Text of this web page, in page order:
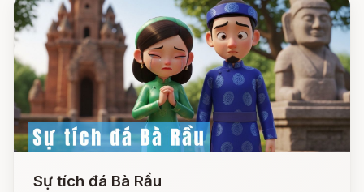
Sự tích đá Bà Rầu